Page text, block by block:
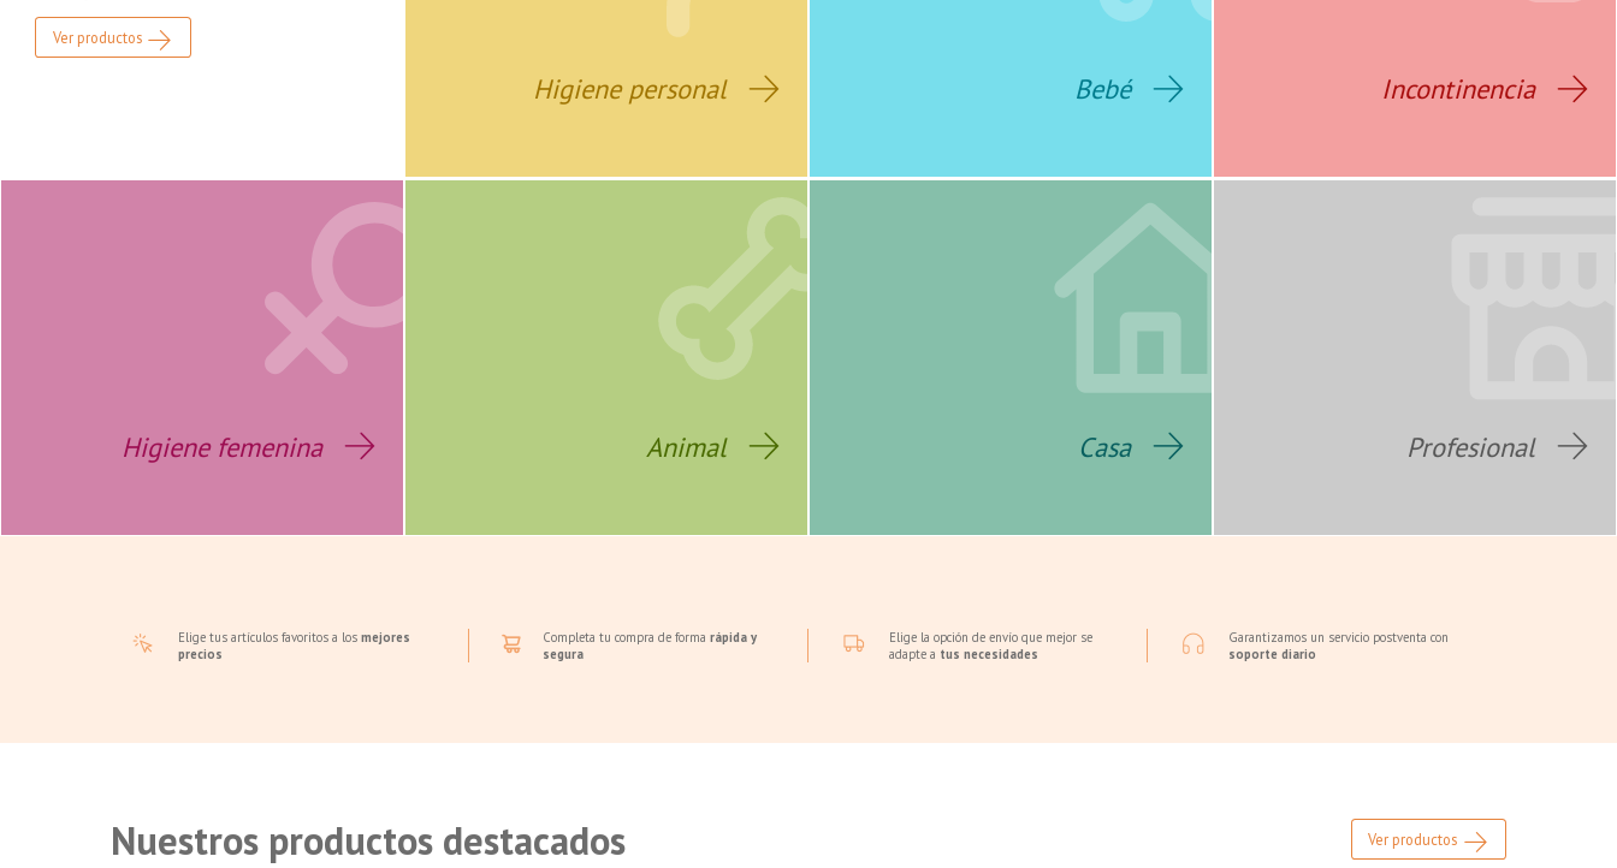
Ver productos
Higiene personal Bebé Incontinencia
Higiene femenina Animal Casa Profesional
Elige tus artículos favoritos a los mejores
precios
Completa tu compra de forma rápida y
segura
Elige la opción de envío que mejor se
adapte a tus necesidades
Garantizamos un servicio postventa con
soporte diario
Nuestros productos destacados Ver productos